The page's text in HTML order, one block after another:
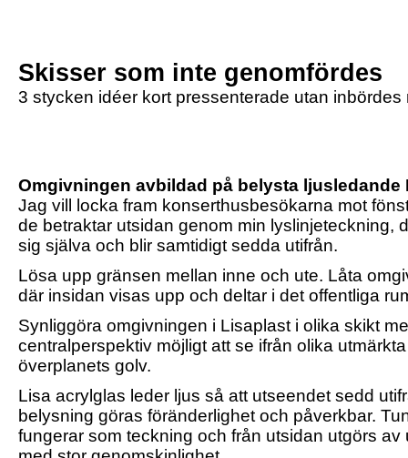
Skisser som inte genomfördes
3 stycken idéer kort pressenterade utan inbördes
Omgivningen avbildad på belysta
Jag vill locka fram konserthusbesökarna mot
de betraktar utsidan genom min lyslinjeteckning,
sig själva och blir samtidigt sedda utifrån.
Lösa upp gränsen mellan inne och ute. Låta
där insidan visas upp och deltar i det offentliga
Synliggöra omgivningen i Lisaplast i olika skikt
centralperspektiv möjligt att se ifrån olika
överplanets golv.
Lisa acrylglas leder ljus så att utseendet sedd
belysning göras föränderlighet och påverkbar.
fungerar som teckning och från utsidan utgörs av